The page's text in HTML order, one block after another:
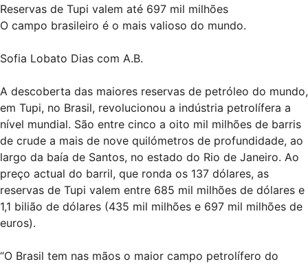
Reservas de Tupi valem até 697 mil milhões
O campo brasileiro é o mais valioso do mundo.
Sofia Lobato Dias com A.B.
A descoberta das maiores reservas de petróleo do mundo,
em Tupi, no Brasil, revolucionou a indústria petrolífera a
nível mundial. São entre cinco a oito mil milhões de barris
de crude a mais de nove quilómetros de profundidade, ao
largo da baía de Santos, no estado do Rio de Janeiro. Ao
preço actual do barril, que ronda os 137 dólares, as
reservas de Tupi valem entre 685 mil milhões de dólares e
1,1 bilião de dólares (435 mil milhões e 697 mil milhões de
euros).
“O Brasil tem nas mãos o maior campo petrolífero do